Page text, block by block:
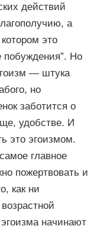
действий
а
это
побуждения”. Но
— штука
но
заботится о
удобстве. И
это эгоизмом.
главное
пожертвовать и
как ни
эгоизма начинают